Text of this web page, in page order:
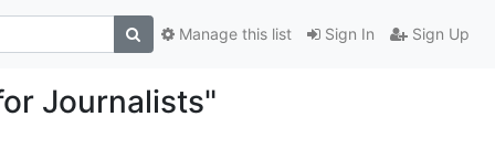
Sign In Sign Up
Manage this list
Journalists"